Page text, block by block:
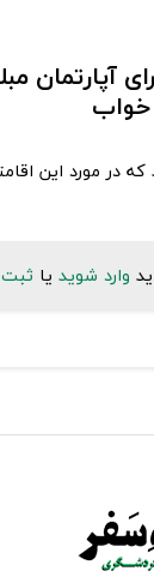
آپارتمان
در مورد این
وارد شوید یا